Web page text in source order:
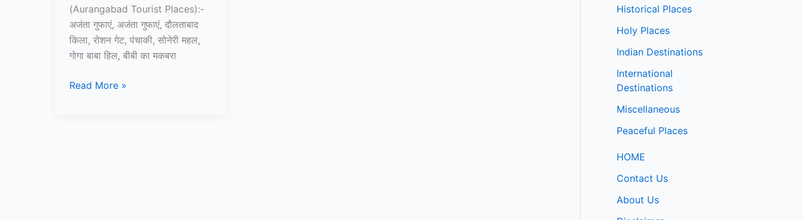
(Aurangabad Tourist Places):-
अजंता गुफाएं, अजंता गुफाएं, दौलताबाद
किला, रोशन गेट, पंचाकी, सोनेरी महल,
गोगा बाबा हिल, बीबी का मकबरा
10+
Read More »
Historical Places
Holy Places
Indian Destinations
International
Destinations
Miscellaneous
Peaceful Places
HOME
Contact Us
About Us